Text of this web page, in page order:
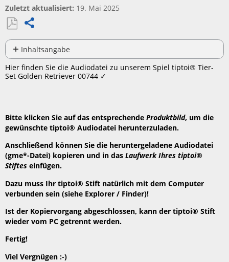
Zuletzt aktualisiert 19. Mai 2025
Als
PDF
speichern
Inhaltsangabe
Keine
Header
Hier finden Sie die Audiodatei zu unserem Spiel tiptoi® Tier-
Set Golden Retriever 00744 ✓
Bitte klicken Sie auf das entsprechendeProduktbild, um die
gewünschte tiptoi® Audiodatei herunterzuladen.
Anschließend können Sie die heruntergeladene Audiodatei
(gme*-Datei) kopieren und in dasLaufwerk Ihres tiptoi®
Stiftes einfügen.
Dazu muss Ihr tiptoi® Stift natürlich mit dem Computer
verbunden sein (siehe Explorer / Finder)!
Ist der Kopiervorgang abgeschlossen, kann der tiptoi® Stift
wieder vom PC getrennt werden.
Fertig!
Viel Vergnügen :-)